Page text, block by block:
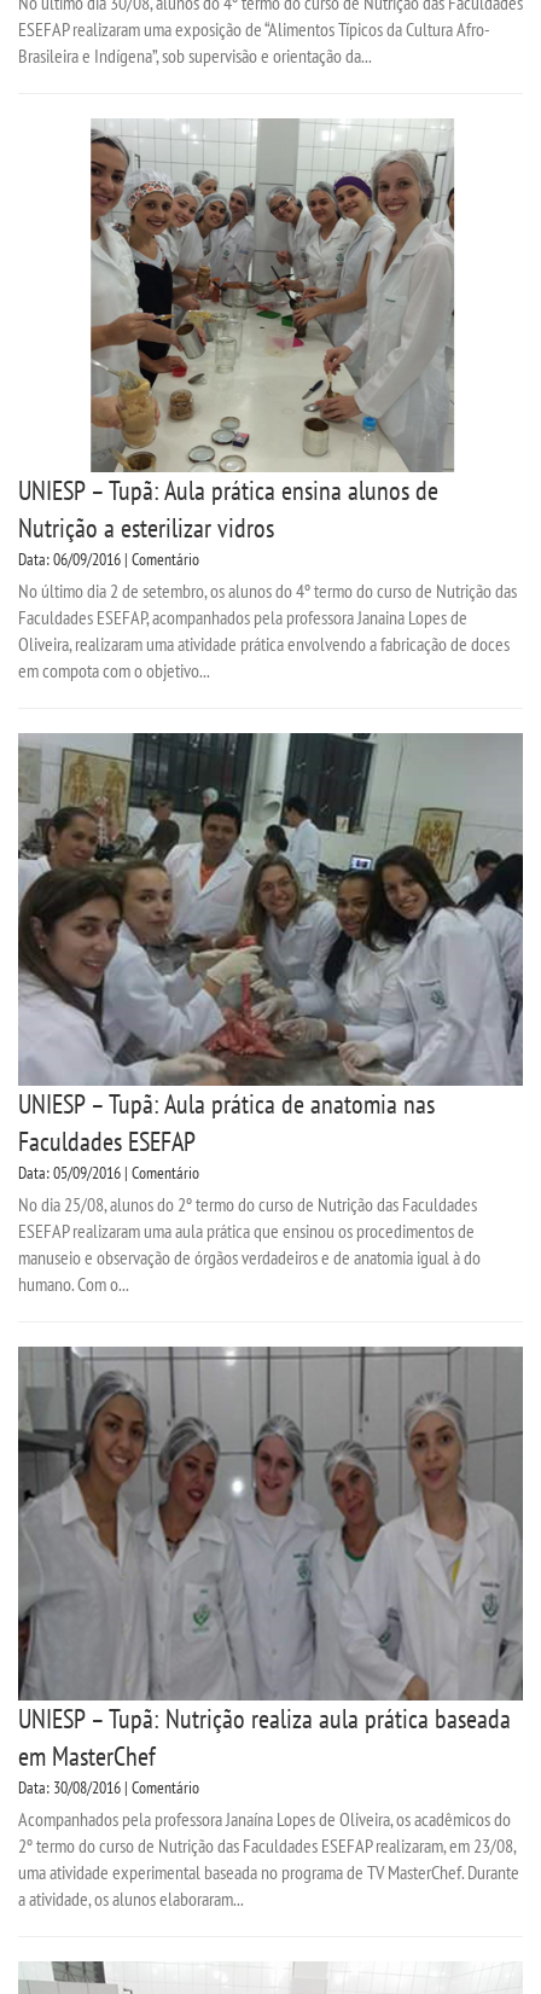
ESEFAP realizaram uma exposição de “Alimentos Típicos da Cultura Afro-
Brasileira e Indígena”, sob supervisão e orientação da...
UNIESP – Tupã: Aula prática ensina alunos de
Nutrição a esterilizar vidros
Data: 06/09/2016 | Comentário
No último dia 2 de setembro, os alunos do 4º termo do curso de Nutrição das
Faculdades ESEFAP, acompanhados pela professora Janaina Lopes de
Oliveira, realizaram uma atividade prática envolvendo a fabricação de doces
em compota com o objetivo...
UNIESP – Tupã: Aula prática de anatomia nas
Faculdades ESEFAP
Data: 05/09/2016 | Comentário
No dia 25/08, alunos do 2º termo do curso de Nutrição das Faculdades
ESEFAP realizaram uma aula prática que ensinou os procedimentos de
manuseio e observação de órgãos verdadeiros e de anatomia igual à do
humano. Com o...
UNIESP – Tupã: Nutrição realiza aula prática baseada
em MasterChef
Data: 30/08/2016 | Comentário
Acompanhados pela professora Janaína Lopes de Oliveira, os acadêmicos do
2º termo do curso de Nutrição das Faculdades ESEFAP realizaram, em 23/08,
uma atividade experimental baseada no programa de TV MasterChef. Durante
a atividade, os alunos elaboraram...